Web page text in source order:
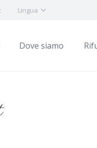
Lingua
Dove siamo